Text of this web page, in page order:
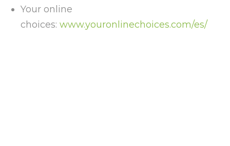
Your online
choices: www.youronlinechoices.com/es/